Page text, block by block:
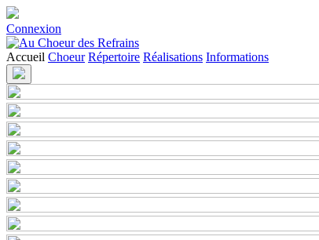
Connexion
Accueil Choeur Répertoire Réalisations Informations